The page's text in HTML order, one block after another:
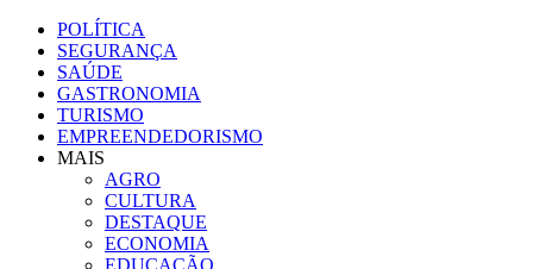
POLÍTICA
SEGURANÇA
SAÚDE
GASTRONOMIA
TURISMO
EMPREENDEDORISMO
MAIS
AGRO
CULTURA
DESTAQUE
ECONOMIA
EDUCAÇÃO